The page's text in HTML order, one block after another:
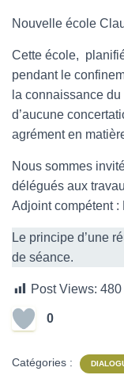
Nouvelle école
Cette école,
pendant le
la connaissance du
d’aucune
agrément en
Nous sommes
délégués aux
Adjoint compétent :
Le principe d’une
de séance.
Post Views: 480
0
Catégories :